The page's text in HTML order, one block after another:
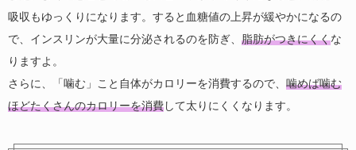
吸収もゆっくりになります。すると血糖値の上昇が緩やかになるの
で、インスリンが大量に分泌されるのを防ぎ、 脂肪がつきにくくな
りますよ。
さらに、「噛む」こと自体がカロリーを消費するので、 噛めば噛む
ほどたくさんのカロリーを消費して太りにくくなります。